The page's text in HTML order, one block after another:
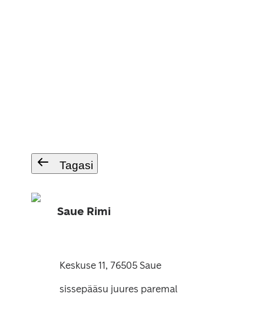
Tagasi
Saue Rimi
Keskuse 11, 76505 Saue
sissepääsu juures paremal